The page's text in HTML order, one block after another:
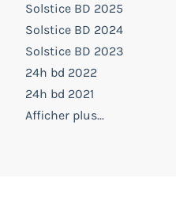
Solstice BD 2025
Solstice BD 2024
Solstice BD 2023
24h bd 2022
24h bd 2021
Afficher plus...